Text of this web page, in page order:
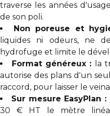
traverse les années
de son poli.
Non poreuse et
liquides ni odeurs, ne
hydrofuge et limite le
Format généreux :
la
autorise des plans d'un
raccord, pour laisser le
Sur mesure EasyPlan :
30 € HT le mètre